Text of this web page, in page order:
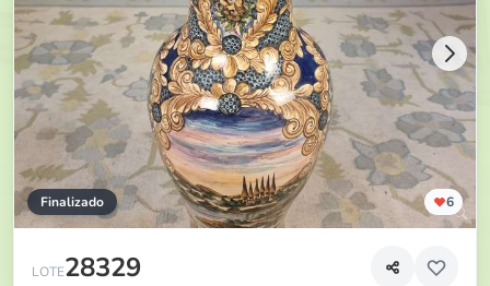
Finalizado 6
LOTE28329
Florero de cerámica esmaltado con decoración de